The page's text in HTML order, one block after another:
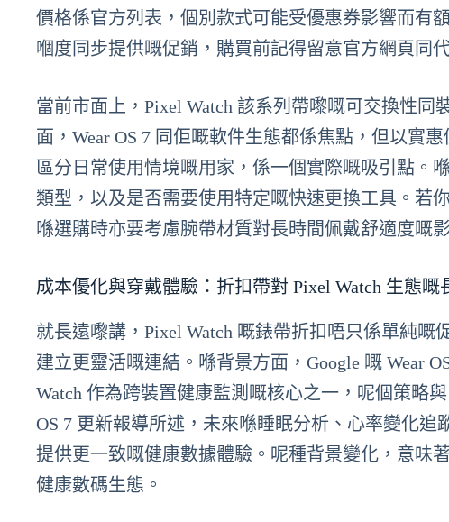
價格係官方列表，個別款式可能受優惠券影響而有
嗰度同步提供嘅促銷，購買前記得留意官方網頁同
當前市面上，Pixel Watch 該系列帶嚟嘅可交換性
面，Wear OS 7 同佢嘅軟件生態都係焦點，但以實
區分日常使用情境嘅用家，係一個實際嘅吸引點。
類型，以及是否需要使用特定嘅快速更換工具。若
喺選購時亦要考慮腕帶材質對長時間佩戴舒適度嘅
成本優化與穿戴體驗：折扣帶對 Pixel Watch 生態嘅
就長遠嚟講，Pixel Watch 嘅錶帶折扣唔只係單純
建立更靈活嘅連結。喺背景方面，Google 嘅 Wear
Watch 作為跨裝置健康監測嘅核心之一，呢個策略
OS 7 更新報導所述，未來喺睡眠分析、心率變化
提供更一致嘅健康數據體驗。呢種背景變化，意味
健康數碼生態。